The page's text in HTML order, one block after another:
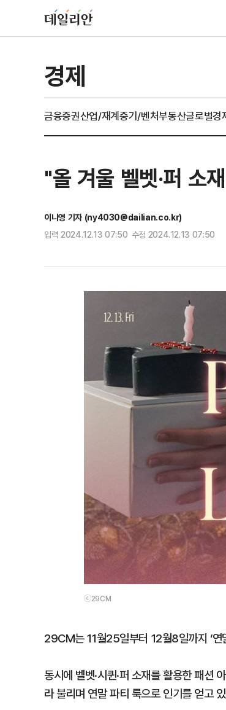
경제
금융증권산업/재계중기/벤처부동산글로벌경
"올 겨울 벨벳·퍼
이나영 기자 (ny4030@dailian.co.kr)
입력 2024.12.13 07:50 수정 2024.12.13 07:50
ⓒ29CM
29CM는 11월25일부터 12월8일까지 ‘연
동시에 벨벳·시퀸·퍼 소재를 활용한 패션
라 불리며 연말 파티 룩으로 인기를 얻고